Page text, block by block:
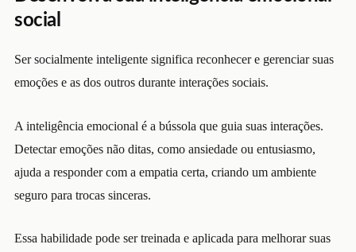
social
Ser socialmente inteligente significa reconhecer e gerenciar suas
emoções e as dos outros durante interações sociais.
A inteligência emocional é a bússola que guia suas interações.
Detectar emoções não ditas, como ansiedade ou entusiasmo,
ajuda a responder com a empatia certa, criando um ambiente
seguro para trocas sinceras.
Essa habilidade pode ser treinada e aplicada para melhorar suas